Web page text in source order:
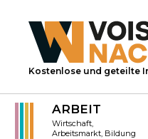
Kostenlose und geteilte
ARBEIT
Wirtschaft,
Arbeitsmarkt, Bildung